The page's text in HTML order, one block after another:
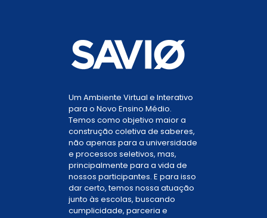
Um Ambiente Virtual e Interativo
para o Novo Ensino Médio.
Temos como objetivo maior a
construção coletiva de saberes,
não apenas para a universidade
e processos seletivos, mas,
principalmente para a vida de
nossos participantes. E para isso
dar certo, temos nossa atuação
junto às escolas, buscando
cumplicidade, parceria e